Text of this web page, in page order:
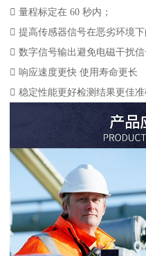
 量程标定在 60 秒内；
 提高传感器信号在恶劣环境
 数字信号输出避免电磁干扰信
 响应速度更快 使用寿命更长
 稳定性能更好检测结果更佳准